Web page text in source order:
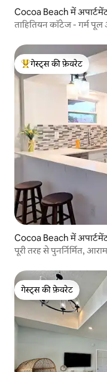
Cocoa Beach में
ताहितियन कॉटेज - गर्म
गेस्ट्स का टॉप फ़ेवरेट
गेस्ट्स की फ़ेवरेट
Cocoa Beach में
पूरी तरह से पुनर्निर्मित,
गेस्ट्स की फ़ेवरेट
गेस्ट्स की फ़ेवरेट